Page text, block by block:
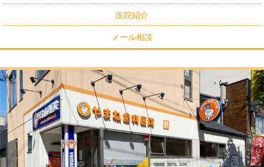
医院紹介
メール相談